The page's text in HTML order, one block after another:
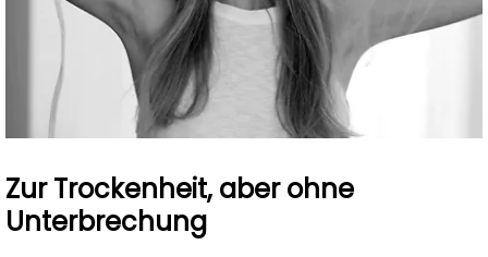
Zur Trockenheit, aber ohne
Unterbrechung